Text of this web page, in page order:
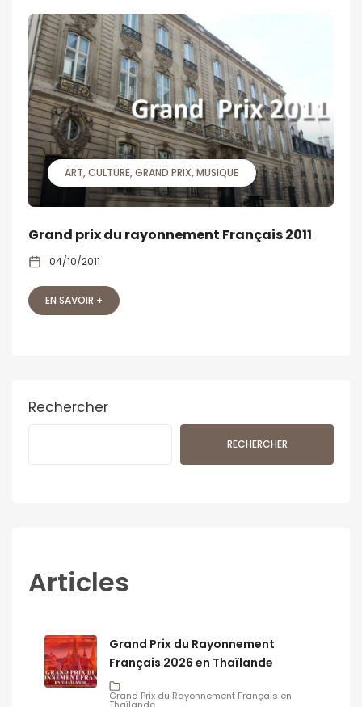
ART CULTURE GRAND PRIX MUSIQUE
Grand prix du rayonnement Français 2011
04/10/2011
EN SAVOIR +
Rechercher
RECHERCHER
Articles
Grand Prix du Rayonnement
Français 2026 en Thaïlande
Grand Prix du Rayonnement Français en
Thaïlande